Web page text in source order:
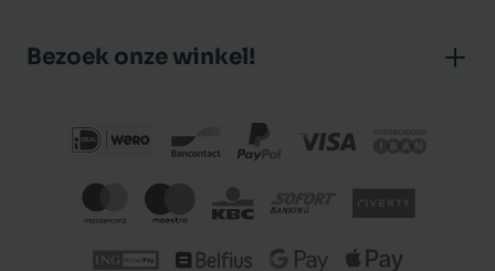
Klantbeoordelingen
Privacybeleid
Bezoek onze winkel!
J.P. Poelstraat 8
Nederland